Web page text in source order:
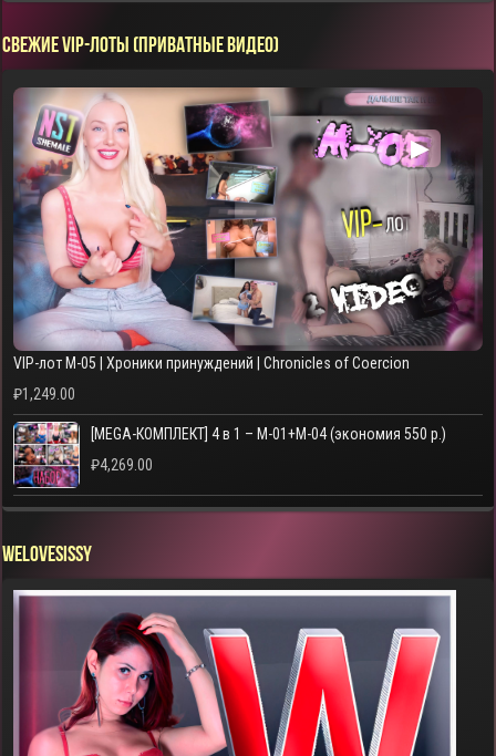
СВЕЖИЕ VIP-ЛОТЫ (ПРИВАТНЫЕ ВИДЕО)
▶
VIP-лот M-05 | Хроники принуждений | Chronicles of Coercion
₽1,249.00
[MEGA-КОМПЛЕКТ] 4 в 1 – M-01+M-04 (экономия 550 р.)
₽4,269.00
WELOVESISSY